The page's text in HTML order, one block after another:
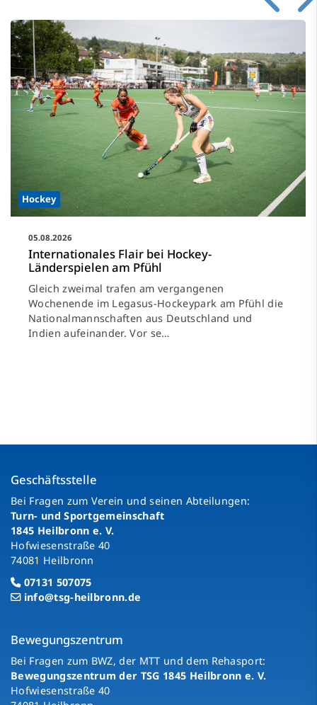
Hockey
05.08.2026
Internationales Flair bei Hockey-
Länderspielen am Pfühl
Gleich zweimal trafen am vergangenen
Wochenende im Legasus-Hockeypark am Pfühl die
Nationalmannschaften aus Deutschland und
Indien aufeinander. Vor se…
Geschäftsstelle
Bei Fragen zum Verein und seinen Abteilungen:
Turn- und Sportgemeinschaft
1845 Heilbronn e. V.
Hofwiesenstraße 40
74081 Heilbronn
07131 507075
info@tsg-heilbronn.de
Bewegungszentrum
Bei Fragen zum BWZ, der MTT und dem Rehasport:
Bewegungszentrum der TSG 1845 Heilbronn e. V.
Hofwiesenstraße 40